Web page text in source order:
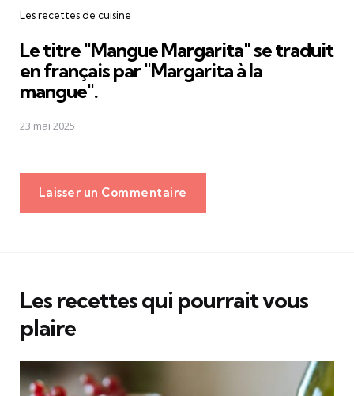
Les recettes de cuisine
Le titre "Mangue Margarita" se traduit
en français par "Margarita à la
mangue".
23 mai 2025
Laisser un Commentaire
Les recettes qui pourrait vous
plaire